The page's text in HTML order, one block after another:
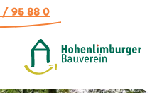
/ 95 88 0